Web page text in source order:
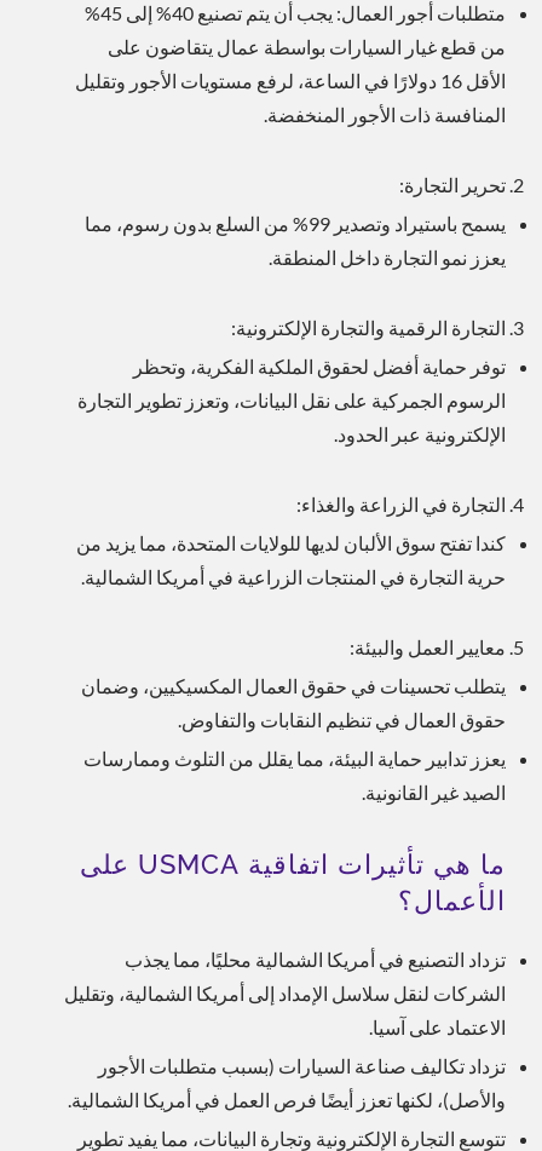
متطلبات أجور العمال: يجب أن يتم تصنيع 40% إلى 45%
من قطع غيار السيارات بواسطة عمال يتقاضون على
الأقل 16 دولارًا في الساعة، لرفع مستويات الأجور وتقليل
المنافسة ذات الأجور المنخفضة.
تحرير التجارة:
يسمح باستيراد وتصدير 99% من السلع بدون رسوم، مما
يعزز نمو التجارة داخل المنطقة.
التجارة الرقمية والتجارة الإلكترونية:
توفر حماية أفضل لحقوق الملكية الفكرية، وتحظر
الرسوم الجمركية على نقل البيانات، وتعزز تطوير التجارة
الإلكترونية عبر الحدود.
التجارة في الزراعة والغذاء:
كندا تفتح سوق الألبان لديها للولايات المتحدة، مما يزيد من
حرية التجارة في المنتجات الزراعية في أمريكا الشمالية.
معايير العمل والبيئة:
يتطلب تحسينات في حقوق العمال المكسيكيين، وضمان
حقوق العمال في تنظيم النقابات والتفاوض.
يعزز تدابير حماية البيئة، مما يقلل من التلوث وممارسات
الصيد غير القانونية.
ما هي تأثيرات اتفاقية USMCA على
الأعمال؟
تزداد التصنيع في أمريكا الشمالية محليًا، مما يجذب
الشركات لنقل سلاسل الإمداد إلى أمريكا الشمالية، وتقليل
الاعتماد على آسيا.
تزداد تكاليف صناعة السيارات (بسبب متطلبات الأجور
والأصل)، لكنها تعزز أيضًا فرص العمل في أمريكا الشمالية.
تتوسع التجارة الإلكترونية وتجارة البيانات، مما يفيد تطوير